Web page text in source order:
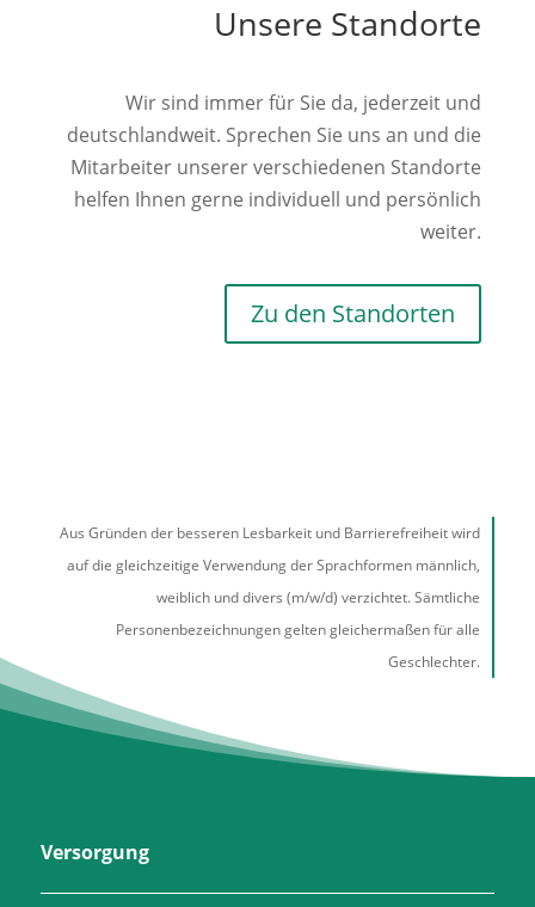
Unsere Standorte
Wir sind immer für Sie da, jederzeit und
deutschlandweit. Sprechen Sie uns an und die
Mitarbeiter unserer verschiedenen Standorte
helfen Ihnen gerne individuell und persönlich
weiter.
Zu den Standorten
Aus Gründen der besseren Lesbarkeit und Barrierefreiheit wird
auf die gleichzeitige Verwendung der Sprachformen männlich,
weiblich und divers (m/w/d) verzichtet. Sämtliche
Personenbezeichnungen gelten gleichermaßen für alle
Geschlechter.
Versorgung